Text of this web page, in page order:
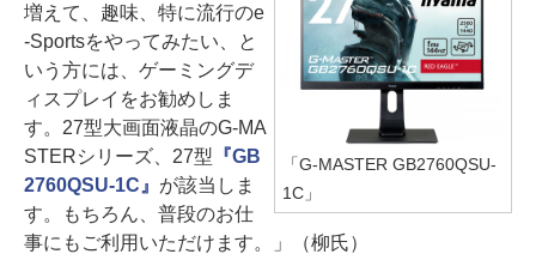
「G-MASTER GB2760QSU-
1C」
増えて、趣味、特に流行のe
-Sportsをやってみたい、と
いう方には、ゲーミングデ
ィスプレイをお勧めしま
す。27型大画面液晶のG-MA
STERシリーズ、27型 『GB
2760QSU-1C』 が該当しま
す。もちろん、普段のお仕
事にもご利用いただけます。」（柳氏）